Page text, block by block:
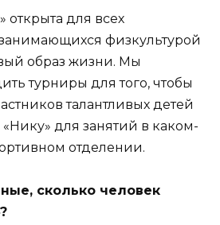
открыта для всех
физкультурой
образ жизни. Мы
турниры для того, чтобы
талантливых детей
для занятий в каком-
отделении.
сколько человек